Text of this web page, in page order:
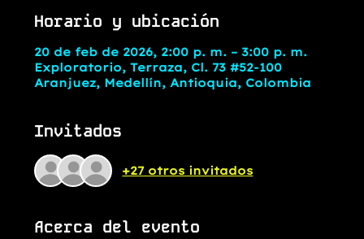
Horario y ubicación
20 de feb de 2026, 2:00 p. m. – 3:00 p. m.
Exploratorio, Terraza, Cl. 73 #52-100
Aranjuez, Medellín, Antioquia, Colombia
Invitados
+27 otros invitados
Acerca del evento